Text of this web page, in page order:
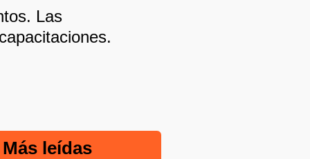
Las
Más leídas